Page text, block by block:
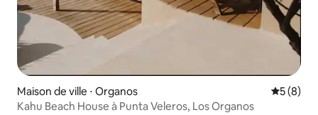
Maison de ville ⋅ Organos
5 (8)
Kahu Beach House à Punta Veleros, Los Organos